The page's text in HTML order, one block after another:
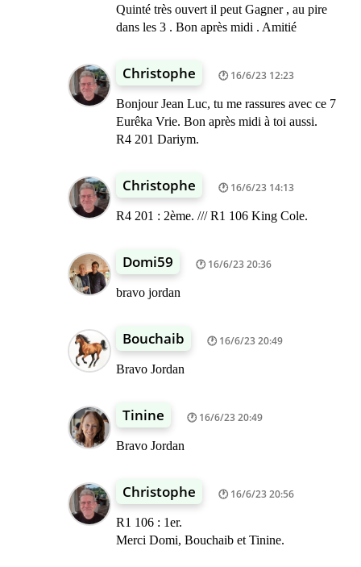
Quinté très ouvert il peut Gagner , au pire
dans les 3 . Bon après midi . Amitié
Christophe 16/6/23 12:23
Bonjour Jean Luc, tu me rassures avec ce 7
Eurêka Vrie. Bon après midi à toi aussi.
R4 201 Dariym.
Christophe 16/6/23 14:13
R4 201 : 2ème. /// R1 106 King Cole.
Domi59 16/6/23 20:36
bravo jordan
Bouchaib 16/6/23 20:49
Bravo Jordan
Tinine 16/6/23 20:49
Bravo Jordan
Christophe 16/6/23 20:56
R1 106 : 1er.
Merci Domi, Bouchaib et Tinine.